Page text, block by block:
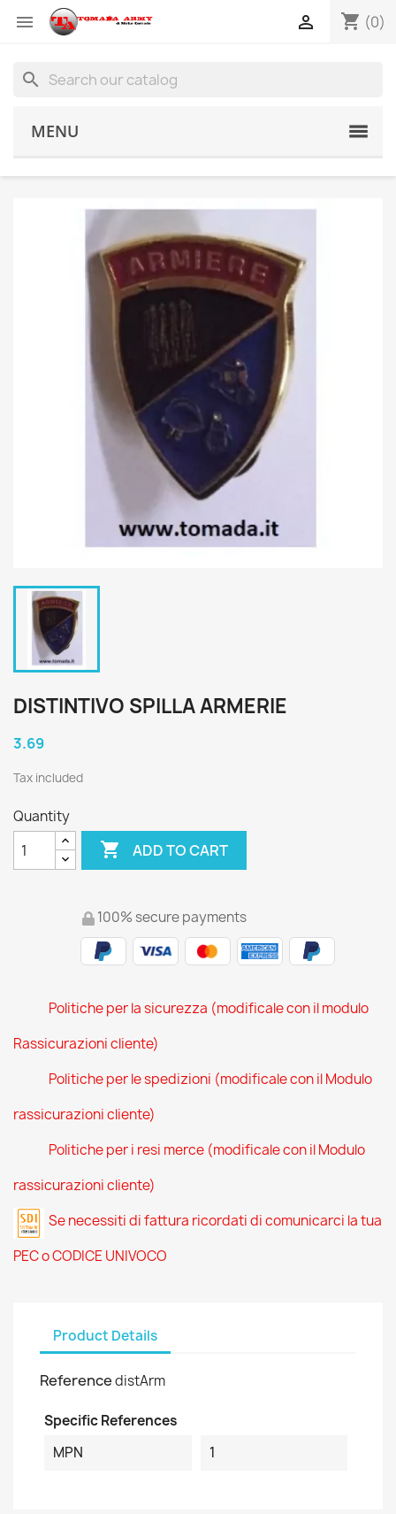
 shopping_cart (0)

search
MENU
DISTINTIVO SPILLA ARMERIE
3.69
Tax included
Quantity
 ADD TO CART
100% secure payments
Politiche per la sicurezza (modificale con il modulo
Rassicurazioni cliente)
Politiche per le spedizioni (modificale con il Modulo
rassicurazioni cliente)
Politiche per i resi merce (modificale con il Modulo
rassicurazioni cliente)
Se necessiti di fattura ricordati di comunicarci la tua
PEC o CODICE UNIVOCO
Product Details
ReferencedistArm
Specific References
MPN
1